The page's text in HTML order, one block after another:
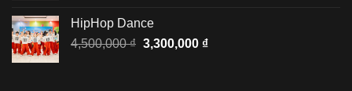
4,500,000 ₫.
3,300,000 ₫.
HipHop Dance
4,500,000₫ Giá
3,300,000 ₫Giá